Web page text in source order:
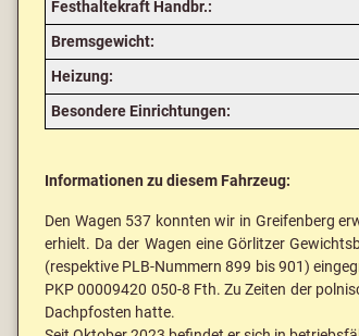
Festhaltekraft Handbr.:
Bremsgewicht:
Heizung:
Besondere Einrichtungen:
Informationen zu diesem Fahrzeug:
Den Wagen 537 konnten wir in Greifenberg
erhielt. Da der Wagen eine Görlitzer
(respektive PLB-Nummern 899 bis 901)
PKP 00009420 050-8 Fth. Zu Zeiten der
Dachpfosten hatte.